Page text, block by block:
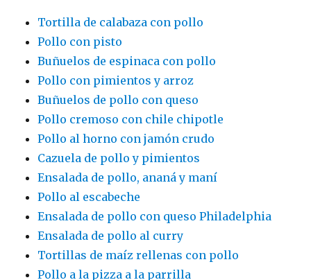
Tortilla de calabaza con pollo
Pollo con pisto
Buñuelos de espinaca con pollo
Pollo con pimientos y arroz
Buñuelos de pollo con queso
Pollo cremoso con chile chipotle
Pollo al horno con jamón crudo
Cazuela de pollo y pimientos
Ensalada de pollo, ananá y maní
Pollo al escabeche
Ensalada de pollo con queso Philadelphia
Ensalada de pollo al curry
Tortillas de maíz rellenas con pollo
Pollo a la pizza a la parrilla